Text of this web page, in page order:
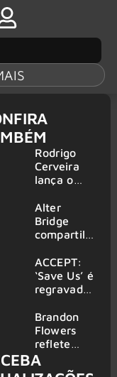
Rodrigo
Cerveira
lança o
Searcher”
Alter
Bridge
compartilh
vivo de
“Fortress”
gravada
am Ring
2026
ACCEPT:
‘Save Us’ é
regravada
membros
do GHOST
e KORN
Brandon
Flowers
reflete
sobre o
futuro e